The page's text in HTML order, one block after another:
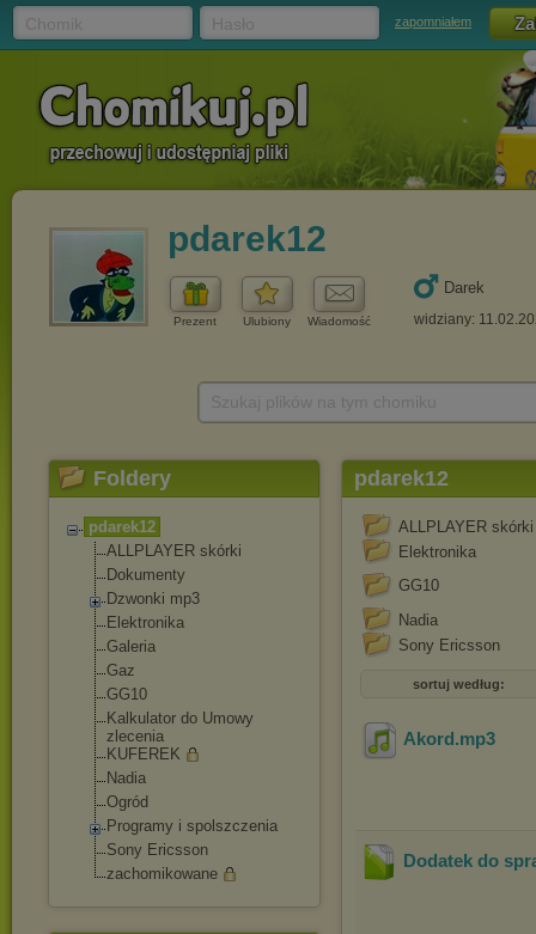
zapomniałem
pdarek12
Prezent Ulubiony Wiadomość
Darek
widziany:
Foldery
pdarek12
ALLPLAYER skórki
Dokumenty
Dzwonki mp3
Elektronika
Galeria
Gaz
GG10
Kalkulator do Umowy
zlecenia
KUFEREK
Nadia
Ogród
Programy i spolszczenia
Sony Ericsson
zachomikowane
pdarek12
ALLPLAYER skórki
Elektronika
GG10
Nadia
Sony Ericsson
sortuj według:
Akord .mp3
Dodatek do